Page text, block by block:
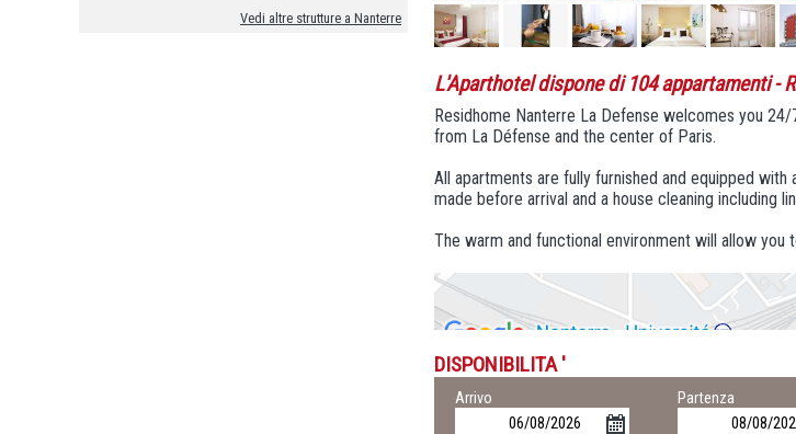
Vedi altre strutture a Nanterre
L'Aparthotel dispone di 104 appartamenti-
Residhome Nanterre La Defense welcomes you
from La Défense and the center of Paris.
All apartments are fully furnished and equipped
made before arrival and a house cleaning including
The warm and functional environment will allow
DISPONIBILITA '
Arrivo Partenza